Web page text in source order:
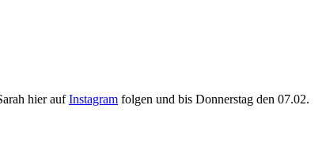
hier aufInstagram folgen und bis Donnerstag den 07.02.